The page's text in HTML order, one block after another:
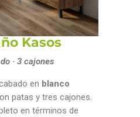
Kasos
· 3 cajones
en blanco
patas y tres cajones.
en términos de